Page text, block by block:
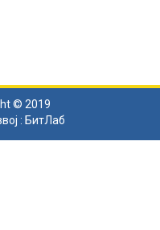
© 2019
: БитЛаб